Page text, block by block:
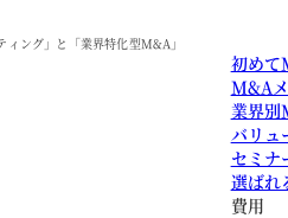
ング」と「業界特化型M&A」
初めて
M&A
業界
バリュ
セミナ
選ばれ
費用